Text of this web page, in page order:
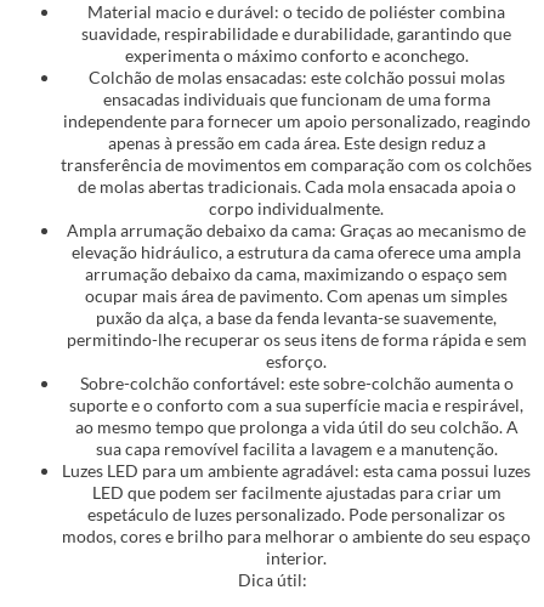
Material macio e durável: o tecido de poliéster combina
suavidade, respirabilidade e durabilidade, garantindo que
experimenta o máximo conforto e aconchego.
Colchão de molas ensacadas: este colchão possui molas
ensacadas individuais que funcionam de uma forma
independente para fornecer um apoio personalizado, reagindo
apenas à pressão em cada área. Este design reduz a
transferência de movimentos em comparação com os colchões
de molas abertas tradicionais. Cada mola ensacada apoia o
corpo individualmente.
Ampla arrumação debaixo da cama: Graças ao mecanismo de
elevação hidráulico, a estrutura da cama oferece uma ampla
arrumação debaixo da cama, maximizando o espaço sem
ocupar mais área de pavimento. Com apenas um simples
puxão da alça, a base da fenda levanta-se suavemente,
permitindo-lhe recuperar os seus itens de forma rápida e sem
esforço.
Sobre-colchão confortável: este sobre-colchão aumenta o
suporte e o conforto com a sua superfície macia e respirável,
ao mesmo tempo que prolonga a vida útil do seu colchão. A
sua capa removível facilita a lavagem e a manutenção.
Luzes LED para um ambiente agradável: esta cama possui luzes
LED que podem ser facilmente ajustadas para criar um
espetáculo de luzes personalizado. Pode personalizar os
modos, cores e brilho para melhorar o ambiente do seu espaço
interior.
Dica útil: